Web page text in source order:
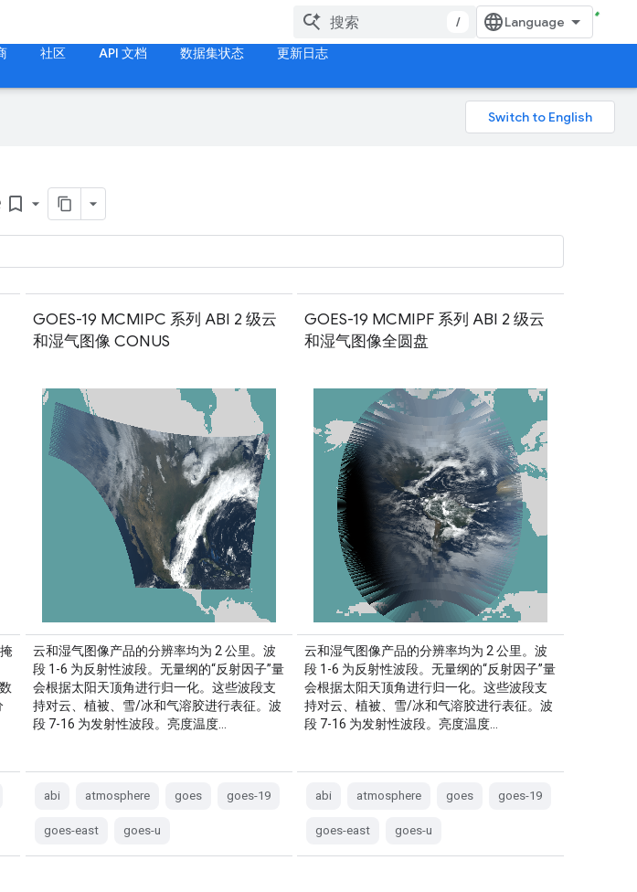
/
社区 API 文档 数据集状态 更新日志
bookmark_border
GOES-19 MCMIPC 系列 ABI 2 级云
和湿气图像 CONUS
云和湿气图像产品的分辨率均为 2 公里。波
段 1-6 为反射性波段。无量纲的“反射因子”量
会根据太阳天顶角进行归一化。这些波段支
持对云、植被、雪/冰和气溶胶进行表征。波
段 7-16 为发射性波段。亮度温度…
abi atmosphere goes goes-19
goes-east goes-u
GOES-19 MCMIPF 系列 ABI 2 级云
和湿气图像全圆盘
云和湿气图像产品的分辨率均为 2 公里。波
段 1-6 为反射性波段。无量纲的“反射因子”量
会根据太阳天顶角进行归一化。这些波段支
持对云、植被、雪/冰和气溶胶进行表征。波
段 7-16 为发射性波段。亮度温度…
abi atmosphere goes goes-19
goes-east goes-u